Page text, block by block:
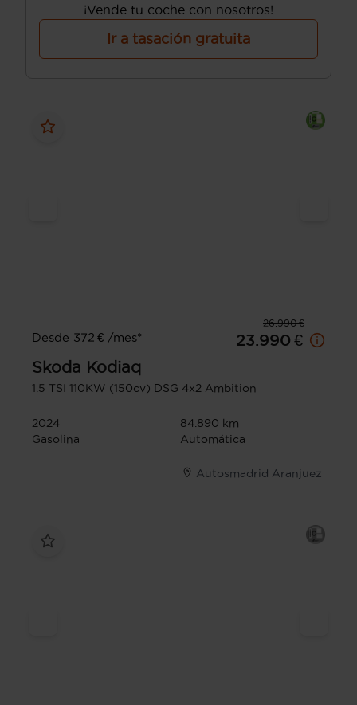
¡Vende tu coche con nosotros!
Ir a tasación gratuita
26.990 €
Desde 372 € /mes*
23.990 €
Skoda Kodiaq
1.5 TSI 110KW (150cv) DSG 4x2 Ambition
2024
84.890 km
Gasolina
Automática
Autosmadrid Aranjuez